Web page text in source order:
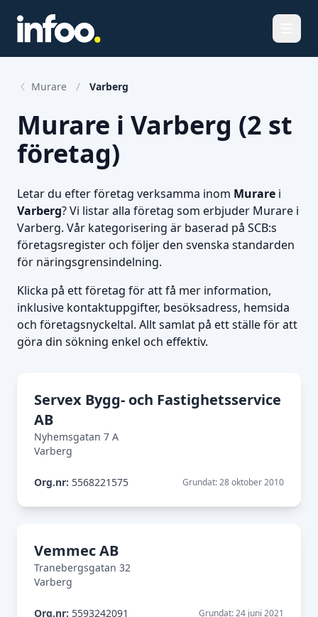
Murare Varberg
Murare i Varberg (2 st
företag)
Letar du efter företag verksamma inom Murare i
Varberg? Vi listar alla företag som erbjuder Murare i
Varberg. Vår kategorisering är baserad på SCB:s
företagsregister och följer den svenska standarden
för näringsgrensindelning.
Klicka på ett företag för att få mer information,
inklusive kontaktuppgifter, besöksadress, hemsida
och företagsnyckeltal. Allt samlat på ett ställe för att
göra din sökning enkel och effektiv.
Servex Bygg- och Fastighetsservice
AB
Nyhemsgatan 7 A
Varberg
Org.nr: 5568221575 Grundat: 28 oktober 2010
Vemmec AB
Tranebergsgatan 32
Varberg
Org.nr: 5593242091 Grundat: 24 juni 2021